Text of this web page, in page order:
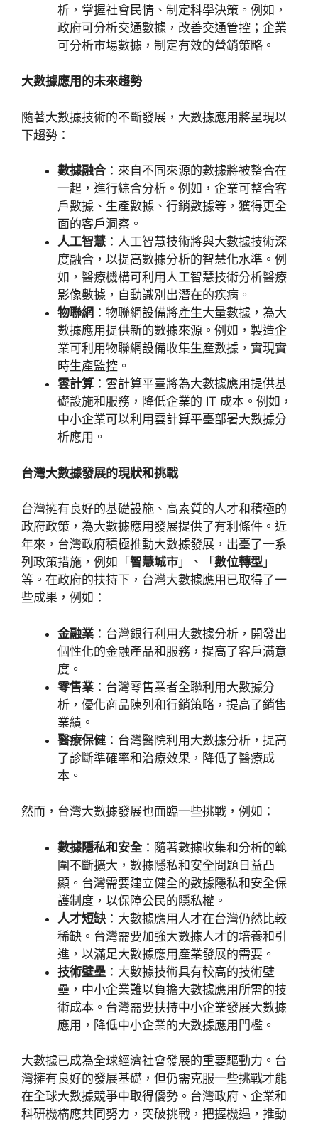
析，掌握社會民情、制定科學決策。例如，
政府可分析交通數據，改善交通管控；企業
可分析市場數據，制定有效的營銷策略。
大數據應用的未來趨勢
隨著大數據技術的不斷發展，大數據應用將呈現以
下趨勢：
數據融合 ：來自不同來源的數據將被整合在
一起，進行綜合分析。例如，企業可整合客
戶數據、生產數據、行銷數據等，獲得更全
面的客戶洞察。
人工智慧 ：人工智慧技術將與大數據技術深
度融合，以提高數據分析的智慧化水準。例
如，醫療機構可利用人工智慧技術分析醫療
影像數據，自動識別出潛在的疾病。
物聯網 ：物聯網設備將產生大量數據，為大
數據應用提供新的數據來源。例如，製造企
業可利用物聯網設備收集生產數據，實現實
時生產監控。
雲計算 ：雲計算平臺將為大數據應用提供基
礎設施和服務，降低企業的 IT 成本。例如，
中小企業可以利用雲計算平臺部署大數據分
析應用。
台灣大數據發展的現狀和挑戰
台灣擁有良好的基礎設施、高素質的人才和積極的
政府政策，為大數據應用發展提供了有利條件。近
年來，台灣政府積極推動大數據發展，出臺了一系
列政策措施，例如「 智慧城市 」、「 數位轉型 」
等。在政府的扶持下，台灣大數據應用已取得了一
些成果，例如：
金融業 ：台灣銀行利用大數據分析，開發出
個性化的金融產品和服務，提高了客戶滿意
度。
零售業 ：台灣零售業者全聯利用大數據分
析，優化商品陳列和行銷策略，提高了銷售
業績。
醫療保健 ：台灣醫院利用大數據分析，提高
了診斷準確率和治療效果，降低了醫療成
本。
然而，台灣大數據發展也面臨一些挑戰，例如：
數據隱私和安全 ：隨著數據收集和分析的範
圍不斷擴大，數據隱私和安全問題日益凸
顯。台灣需要建立健全的數據隱私和安全保
護制度，以保障公民的隱私權。
人才短缺 ：大數據應用人才在台灣仍然比較
稀缺。台灣需要加強大數據人才的培養和引
進，以滿足大數據應用產業發展的需要。
技術壁壘 ：大數據技術具有較高的技術壁
壘，中小企業難以負擔大數據應用所需的技
術成本。台灣需要扶持中小企業發展大數據
應用，降低中小企業的大數據應用門檻。
大數據已成為全球經濟社會發展的重要驅動力。台
灣擁有良好的發展基礎，但仍需克服一些挑戰才能
在全球大數據競爭中取得優勢。台灣政府、企業和
科研機構應共同努力，突破挑戰，把握機遇，推動